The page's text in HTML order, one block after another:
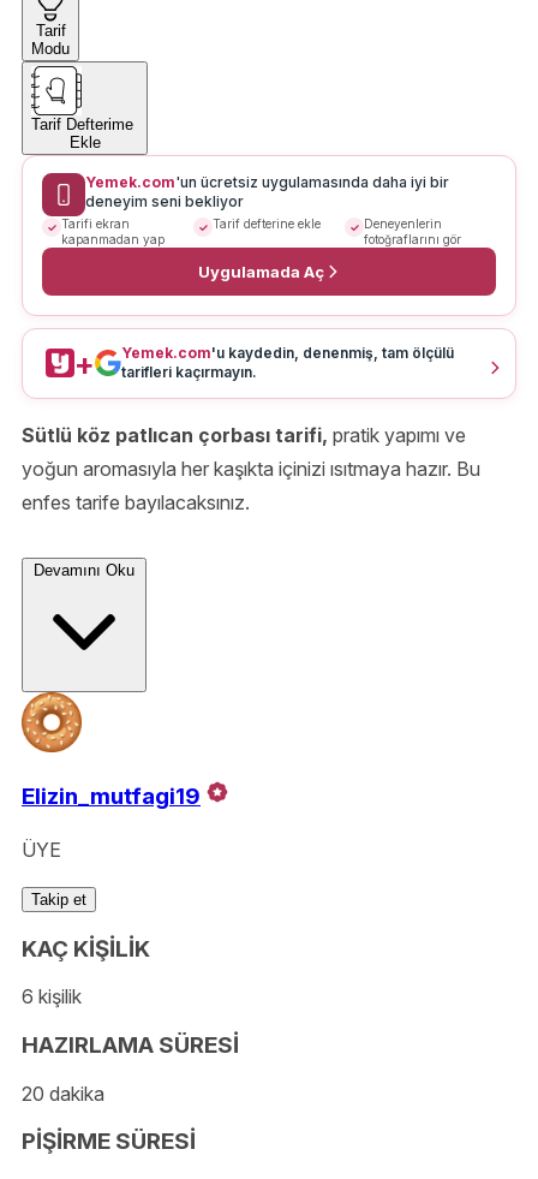
Tarif
Modu
Tarif Defterime
Ekle
Yemek.com'un ücretsiz uygulamasında daha iyi bir
deneyim seni bekliyor
Tarifi ekran
kapanmadan yap
Tarif defterine ekle
Deneyenlerin
fotoğraflarını gör
Uygulamada Aç
+ Yemek.com'u kaydedin, denenmiş, tam ölçülü
tarifleri kaçırmayın.
Sütlü köz patlıcan çorbası tarifi, pratik yapımı ve
yoğun aromasıyla her kaşıkta içinizi ısıtmaya hazır. Bu
enfes tarife bayılacaksınız.
Devamını Oku
Elizin_mutfagi19
ÜYE
Takip et
KAÇ KİŞİLİK
6 kişilik
HAZIRLAMA SÜRESİ
20 dakika
PİŞİRME SÜRESİ